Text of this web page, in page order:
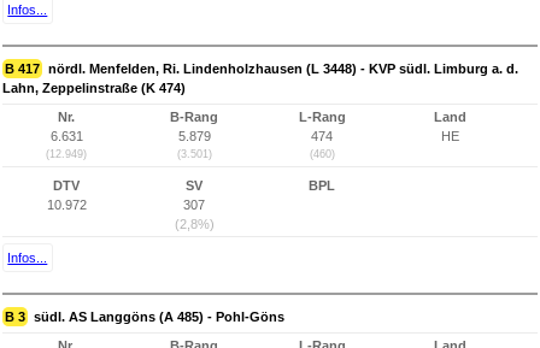
Infos...
B 417 nördl. Menfelden, Ri. Lindenholzhausen (L 3448) - KVP südl. Limburg a. d.
Lahn, Zeppelinstraße (K 474)
Nr.
6.631
(12.949)
B-Rang
5.879
(3.501)
L-Rang
474
(460)
Land
HE
DTV
10.972
SV
307
(2,8%)
BPL
Infos...
B 3 südl. AS Langgöns (A 485) - Pohl-Göns